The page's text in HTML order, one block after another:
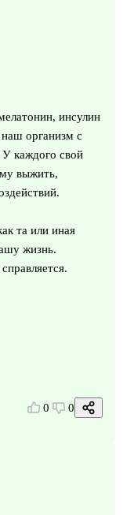
инсулин
организм с
каждого свой
выжить,
та или иная
жизнь.
0 0